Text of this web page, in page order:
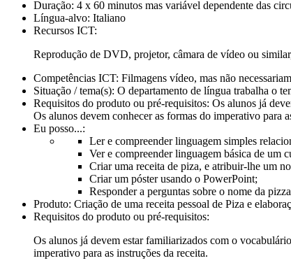
Duração: 4 x 60 minutos mas variável dependente das
Língua-alvo: Italiano
Recursos ICT:
Reprodução de DVD, projetor, câmara de vídeo ou
Competências ICT: Filmagens vídeo, mas não
Situação / tema(s): O departamento de língua trabalha o
Requisitos do produto ou pré-requisitos: Os alunos já
Os alunos devem conhecer as formas do imperativo para
Eu posso...:
Ler e compreender linguagem simples
Ver e compreender linguagem básica de um
Criar uma receita de piza, e atribuir-lhe um
Criar um póster usando o PowerPoint;
Responder a perguntas sobre o nome da
Produto: Criação de uma receita pessoal de Piza e
Requisitos do produto ou pré-requisitos:
Os alunos já devem estar familiarizados com o
imperativo para as instruções da receita.